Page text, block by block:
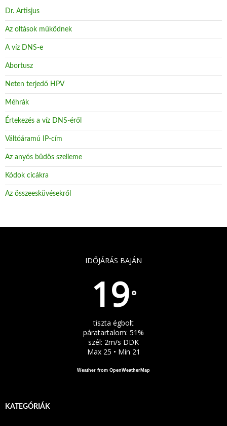
Dr. Artisjus
Az oltások működnek
A víz DNS-e
Abortusz
Neten terjedő HPV
Méhrák
Értekezés a víz DNS-éről
Váltóáramú IP-cím
Az anyós büdös szelleme
Kódok cicákra
Az összeesküvésekről
IDŐJÁRÁS BAJÁN
19°
tiszta égbolt
páratartalom: 51%
szél: 2m/s DDK
Max 25 • Min 21
Weather from OpenWeatherMap
KATEGÓRIÁK